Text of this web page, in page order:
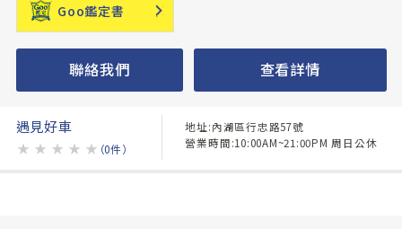
Goo鑑定書
聯絡我們 查看詳情
遇見好車
★ ★ ★ ★ ★ （0件）
地址:內湖區行忠路57號
營業時間:10:00AM~21:00PM 周日公休